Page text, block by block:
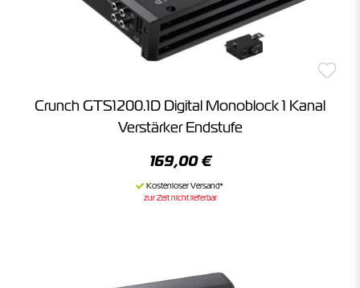
Crunch GTS1200.1D Digital Monoblock 1 Kanal
Verstärker Endstufe
169,00 €
zur Zeit nicht lieferbar